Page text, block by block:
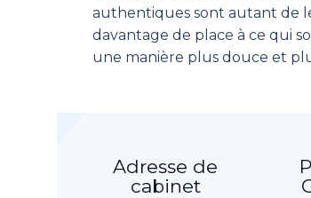
authentiques sont autant de
davantage de place à ce qui
une manière plus douce et
Adresse de
cabinet